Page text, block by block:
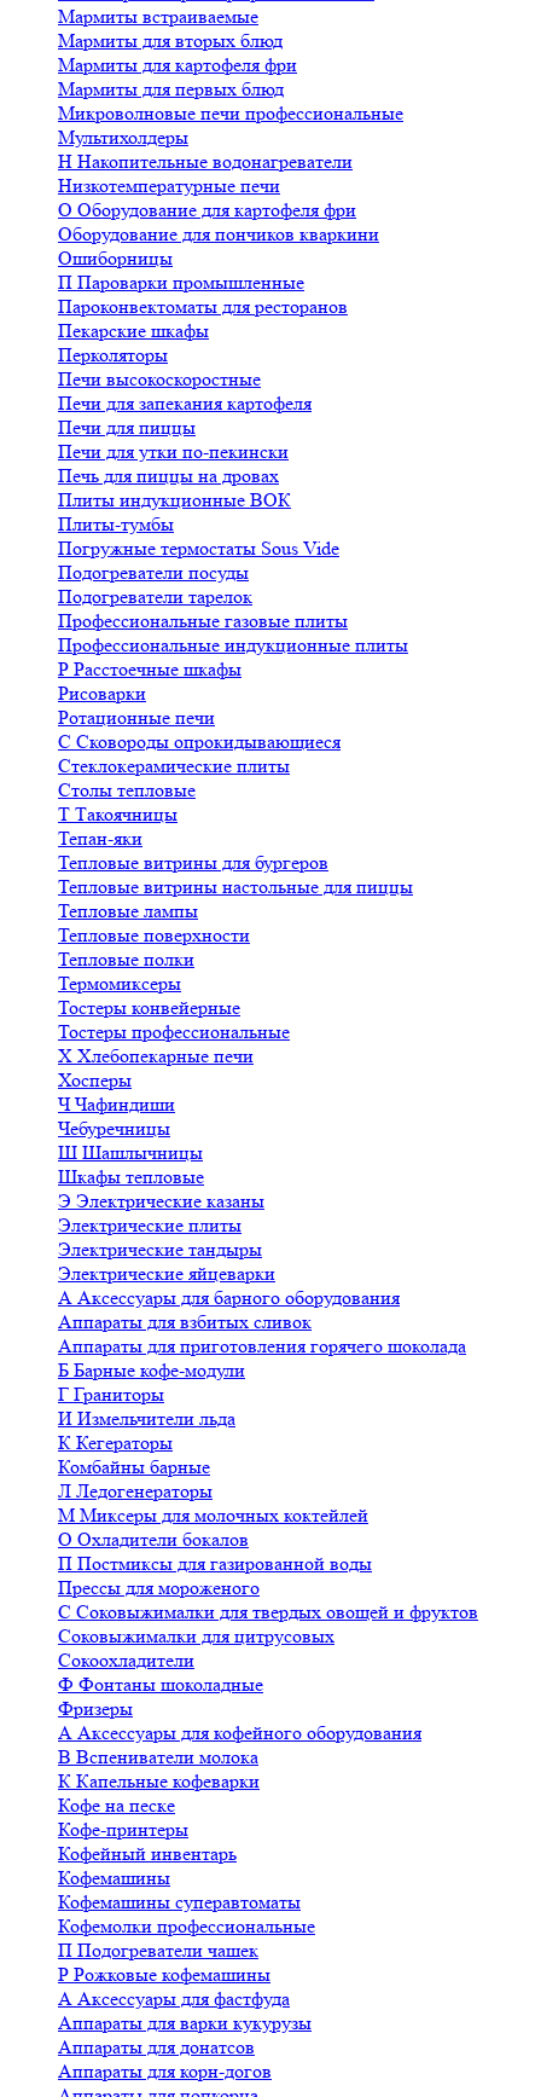
Мармиты встраиваемые
Мармиты для вторых блюд
Мармиты для картофеля фри
Мармиты для первых блюд
Микроволновые печи профессиональные
Мультихолдеры
Н Накопительные водонагреватели
Низкотемпературные печи
О Оборудование для картофеля фри
Оборудование для пончиков кваркини
Ошиборницы
П Пароварки промышленные
Пароконвектоматы для ресторанов
Пекарские шкафы
Перколяторы
Печи высокоскоростные
Печи для запекания картофеля
Печи для пиццы
Печи для утки по-пекински
Печь для пиццы на дровах
Плиты индукционные ВОК
Плиты-тумбы
Погружные термостаты Sous Vide
Подогреватели посуды
Подогреватели тарелок
Профессиональные газовые плиты
Профессиональные индукционные плиты
Р Расстоечные шкафы
Рисоварки
Ротационные печи
С Сковороды опрокидывающиеся
Стеклокерамические плиты
Столы тепловые
Т Такоячницы
Тепан-яки
Тепловые витрины для бургеров
Тепловые витрины настольные для пиццы
Тепловые лампы
Тепловые поверхности
Тепловые полки
Термомиксеры
Тостеры конвейерные
Тостеры профессиональные
Х Хлебопекарные печи
Хосперы
ЧЧафиндиши
Чебуречницы
Ш Шашлычницы
Шкафы тепловые
Э Электрические казаны
Электрические плиты
Электрические тандыры
Электрические яйцеварки
А Аксессуары для барного оборудования
Аппараты для взбитых сливок
Аппараты для приготовления горячего шоколада
Б Барные кофе-модули
Г Граниторы
И Измельчители льда
К Кегераторы
Комбайны барные
Л Ледогенераторы
М Миксеры для молочных коктейлей
О Охладители бокалов
П Постмиксы для газированной воды
Прессы для мороженого
С Соковыжималки для твердых овощей и фруктов
Соковыжималки для цитрусовых
Сокоохладители
Ф Фонтаны шоколадные
Фризеры
А Аксессуары для кофейного оборудования
В Вспениватели молока
К Капельные кофеварки
Кофе на песке
Кофе-принтеры
Кофейный инвентарь
Кофемашины
Кофемашины суперавтоматы
Кофемолки профессиональные
П Подогреватели чашек
Р Рожковые кофемашины
А Аксессуары для фастфуда
Аппараты для варки кукурузы
Аппараты для донатсов
Аппараты для корн-догов